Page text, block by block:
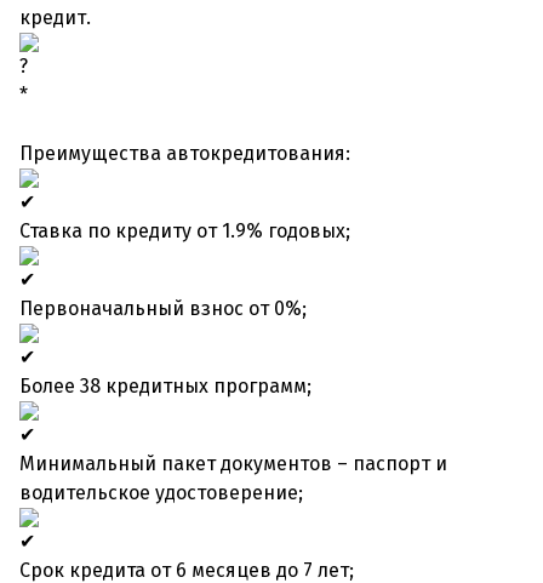
кредит.
*
Преимущества автокредитования:
Ставка по кредиту от 1.9% годовых;
Первоначальный взнос от 0%;
Более 38 кредитных программ;
Минимальный пакет документов – паспорт и
водительское удостоверение;
Срок кредита от 6 месяцев до 7 лет;